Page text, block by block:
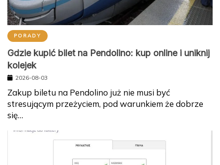
PORADY
Gdzie kupić bilet na Pendolino: kup online i uniknij
kolejek
2026-08-03
Zakup biletu na Pendolino już nie musi być
stresującym przeżyciem, pod warunkiem że dobrze
się…